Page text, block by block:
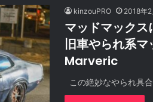
kinzouPRO 2018年2
マッドマック
旧車やられ系
Marveric
この絶妙なやられ具